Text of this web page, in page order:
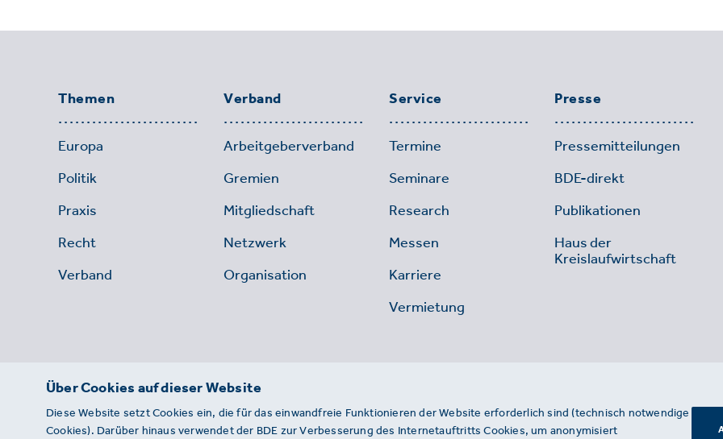
Themen
Europa
Politik
Praxis
Recht
Verband
Verband
Arbeitgeberverband
Gremien
Mitgliedschaft
Netzwerk
Organisation
Service
Termine
Seminare
Research
Messen
Karriere
Vermietung
Presse
Pressemitteilungen
BDE-direkt
Publikationen
Haus der
Kreislaufwirtschaft
Über Cookies auf dieser Website
Diese Website setzt Cookies ein, die für das einwandfreie Funktionieren der Website erforderlich sind (technisch notwendige
Cookies). Darüber hinaus verwendet der BDE zur Verbesserung des Internetauftritts Cookies, um anonymisiert